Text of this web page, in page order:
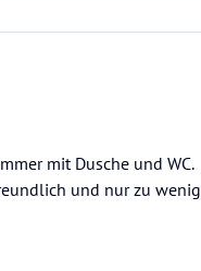
mit Dusche und WC.
und nur zu wenig